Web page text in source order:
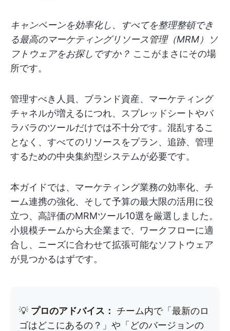
キャンペーンを効率化し、すべてを整理整頓でき
る最高のマーケティングリソース管理（MRM）ソ
フトウェアをお探しですか？ ここがまさにその場
所です。
管理すべき人員、ブランド資産、マーケティング
チャネルが増えるにつれ、スプレッドシートやバ
ラバラのツールだけでは不十分です。混乱するこ
となく、すべてのリソースをプラン、追跡、管理
するための中央集約型システムが必要です。
本ガイドでは、マーケティング業務の効率化、チ
ーム連携の強化、そして予算の最大限の活用に役
立つ、高評価のMRMツール10選を厳選しました。
小規模チームから大企業まで、ワークフローに適
合し、ニーズに合わせて拡張可能なソフトウェア
が見つかるはずです。
💡 プロのアドバイス：
チーム内で「最新のロ
ゴはどこにあるの？」や「どのバージョンの